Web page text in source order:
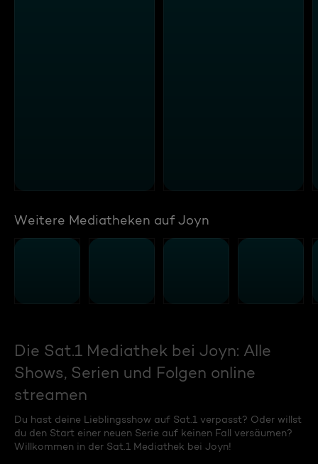
Weitere Mediatheken auf Joyn
Die Sat.1 Mediathek bei Joyn: Alle
Shows, Serien und Folgen online
streamen
Du hast deine Lieblingsshow auf Sat.1 verpasst? Oder willst
du den Start einer neuen Serie auf keinen Fall versäumen?
Willkommen in der Sat.1 Mediathek bei Joyn!